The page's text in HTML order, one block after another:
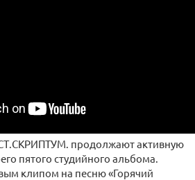
продолжают активную
пятого студийного альбома.
клипом на песню «Горячий